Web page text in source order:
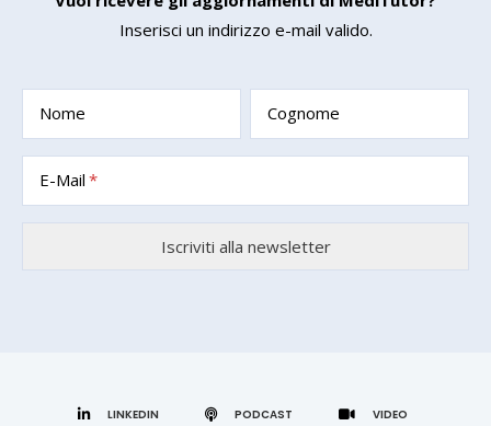
Inserisci un indirizzo e-mail valido.
Nome Cognome
E-Mail
LINKEDIN